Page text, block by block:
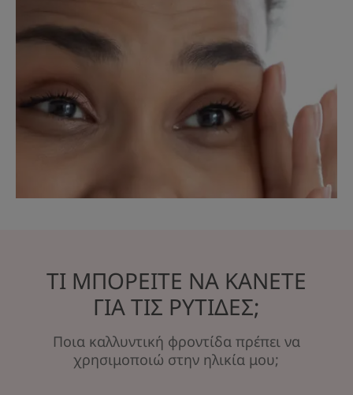
ΤΙ ΜΠΟΡΕΙΤΕ ΝΑ ΚΑΝΕΤΕ
ΓΙΑ ΤΙΣ ΡΥΤΙΔΕΣ;
Ποια καλλυντική φροντίδα πρέπει να
χρησιμοποιώ στην ηλικία μου;